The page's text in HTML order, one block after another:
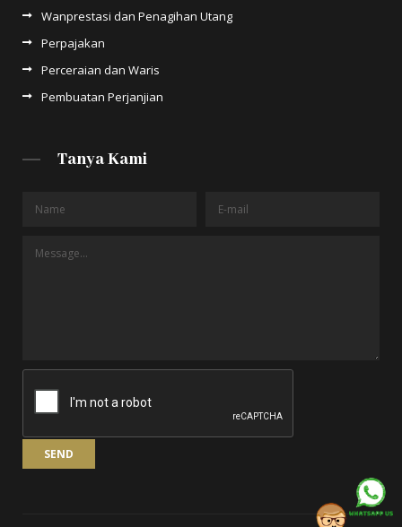
Wanprestasi dan Penagihan Utang
Perpajakan
Perceraian dan Waris
Pembuatan Perjanjian
Tanya Kami